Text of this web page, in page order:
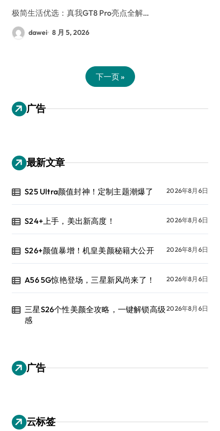
极简生活优选：真我GT8 Pro亮点全解…
dawei 8 月 5, 2026
下一页 »
广告
最新文章
S25 Ultra颜值封神！定制主题潮爆了 2026年8月6日
S24+上手，美出新高度！ 2026年8月6日
S26+颜值暴增！机皇美颜秘籍大公开 2026年8月6日
A56 5G惊艳登场，三星新风尚来了！ 2026年8月6日
三星S26个性美颜全攻略，一键解锁高级
感
2026年8月6日
广告
云标签